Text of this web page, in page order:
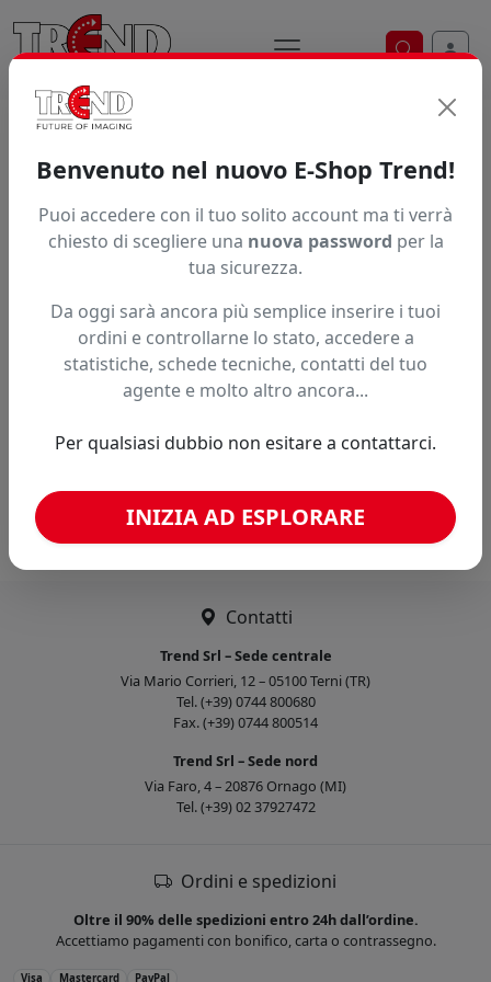
Ricerca
Articolo non trovato.
Hai trovato questo prodotto ad un prezzo più basso?
Fai una segnalazione
Confronta con articoli simili
Caricamento confronto...
Contatti
Trend Srl – Sede centrale
Via Mario Corrieri, 12 – 05100 Terni (TR)
Tel. (+39) 0744 800680
Fax. (+39) 0744 800514
Trend Srl – Sede nord
Via Faro, 4 – 20876 Ornago (MI)
Tel. (+39) 02 37927472
Ordini e spedizioni
Oltre il 90% delle spedizioni entro 24h dall’ordine.
Accettiamo pagamenti con bonifico, carta o contrassegno.
Visa Mastercard PayPal
Benvenuto nel nuovo E-Shop Trend!
Puoi accedere con il tuo solito account ma ti verrà
chiesto di scegliere una nuova password per la
tua sicurezza.
Da oggi sarà ancora più semplice inserire i tuoi
ordini e controllarne lo stato, accedere a
statistiche, schede tecniche, contatti del tuo
agente e molto altro ancora...
Per qualsiasi dubbio non esitare a contattarci.
INIZIA AD ESPLORARE